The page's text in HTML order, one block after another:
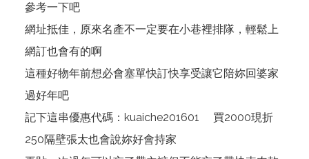
參考一下吧
網址抵佳 ，原來名產不一定要在小巷裡排隊，輕鬆上
網訂也會有的啊
這種好物年前想必會塞單快訂快享受讓它陪妳回婆家
過好年吧
記下這串優惠代碼：kuaiche201601 買2000現折
250隔壁張太也會說妳好會持家